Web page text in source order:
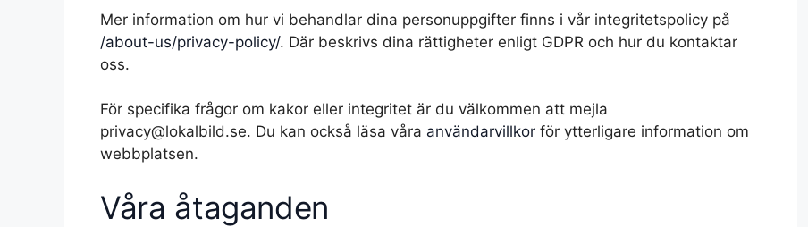
Mer information om hur vi behandlar dina personuppgifter finns i vår integritetspolicy på
/about-us/privacy-policy/. Där beskrivs dina rättigheter enligt GDPR och hur du kontaktar
oss.
För specifika frågor om kakor eller integritet är du välkommen att mejla
privacy@lokalbild.se. Du kan också läsa våra användarvillkor för ytterligare information om
webbplatsen.
Våra åtaganden